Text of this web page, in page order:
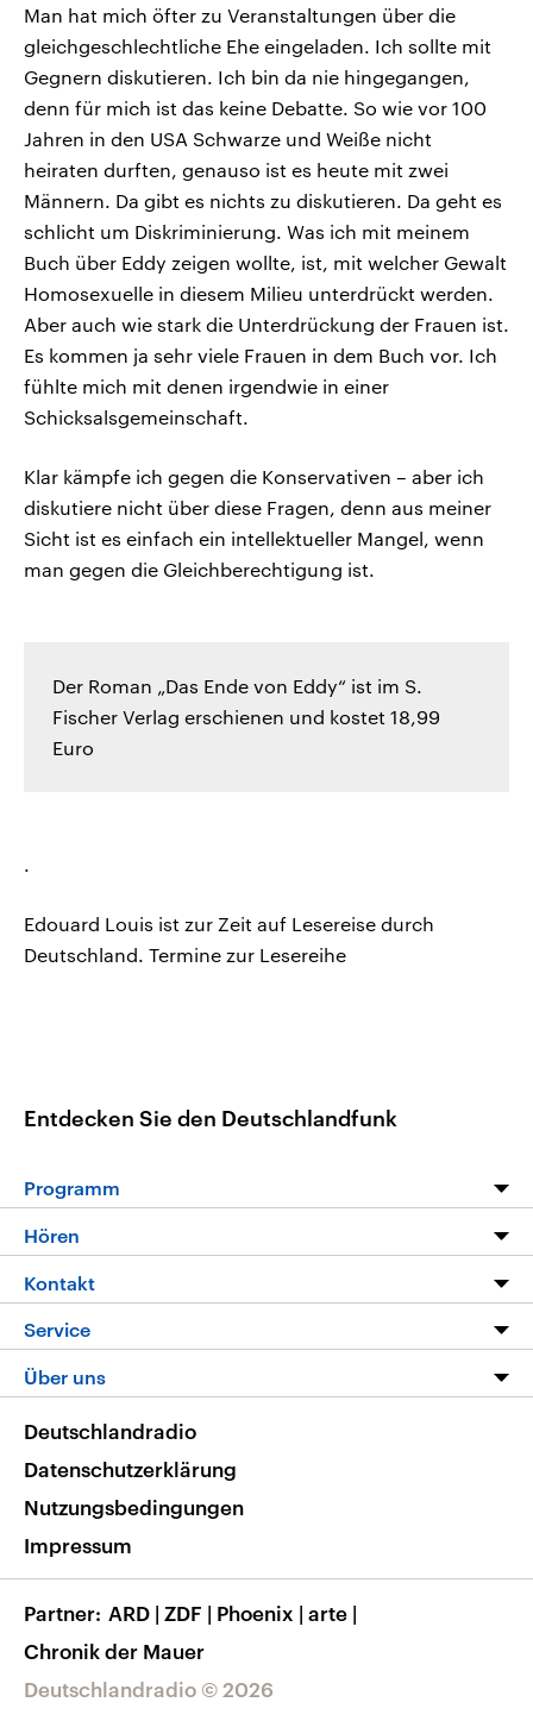
Man hat mich öfter zu Veranstaltungen über die
gleichgeschlechtliche Ehe eingeladen. Ich sollte mit
Gegnern diskutieren. Ich bin da nie hingegangen,
denn für mich ist das keine Debatte. So wie vor 100
Jahren in den USA Schwarze und Weiße nicht
heiraten durften, genauso ist es heute mit zwei
Männern. Da gibt es nichts zu diskutieren. Da geht es
schlicht um Diskriminierung. Was ich mit meinem
Buch über Eddy zeigen wollte, ist, mit welcher Gewalt
Homosexuelle in diesem Milieu unterdrückt werden.
Aber auch wie stark die Unterdrückung der Frauen ist.
Es kommen ja sehr viele Frauen in dem Buch vor. Ich
fühlte mich mit denen irgendwie in einer
Schicksalsgemeinschaft.
Klar kämpfe ich gegen die Konservativen – aber ich
diskutiere nicht über diese Fragen, denn aus meiner
Sicht ist es einfach ein intellektueller Mangel, wenn
man gegen die Gleichberechtigung ist.
Der Roman „Das Ende von Eddy“ ist im S.
Fischer Verlag erschienen und kostet 18,99
Euro
.
Edouard Louis ist zur Zeit auf Lesereise durch
Deutschland. Termine zur Lesereihe
Entdecken Sie den Deutschlandfunk
Programm
Die Nachrichten
Nachrichtenleicht
Neue Beiträge auf dlf.de
Hören
Livestream
Podcasts
Deutschlandfunk App
Nachrichten App
Frequenzen
Kontakt
Hörerservice
Service
FAQ
Veranstaltungen
Musikliste
RSS
Über uns
Barrierefreiheit
Deutschlandradio © 2026
Deutschlandradio
Datenschutzerklärung
Nutzungsbedingungen
Impressum
Partner ARD | ZDF | Phoenix | arte |
Chronik der Mauer